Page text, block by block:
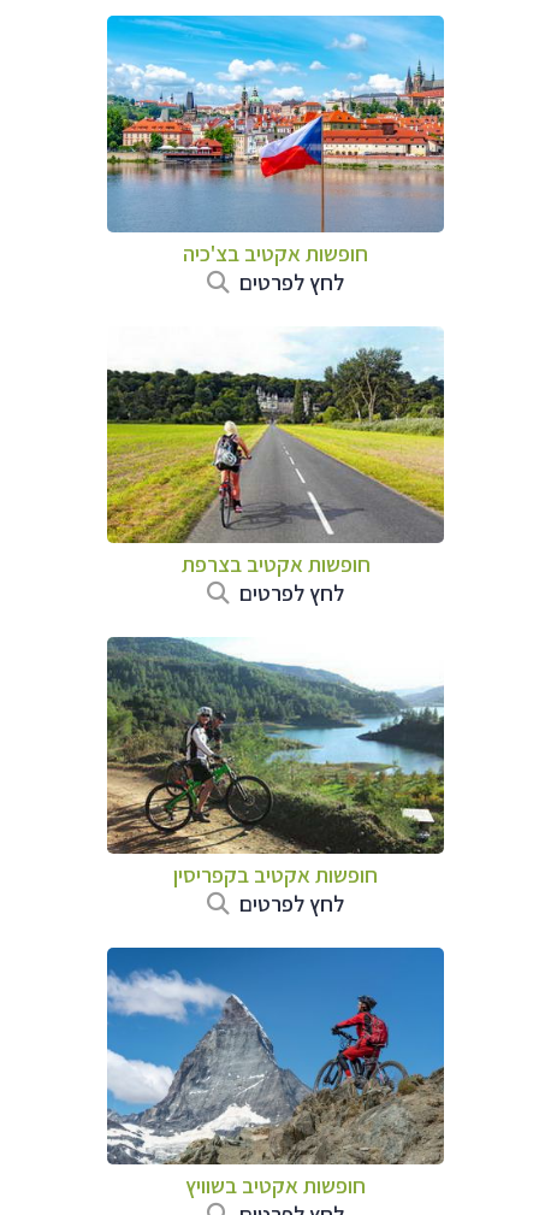
חופשות אקטיב בצ'כיה
לחץ לפרטים
חופשות אקטיב בצרפת
לחץ לפרטים
חופשות אקטיב בקפריסין
לחץ לפרטים
חופשות אקטיב בשוויץ